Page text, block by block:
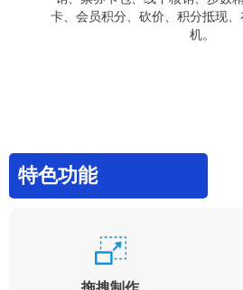
卡、会员积分、砍价、积分抵现
机。
特色功能